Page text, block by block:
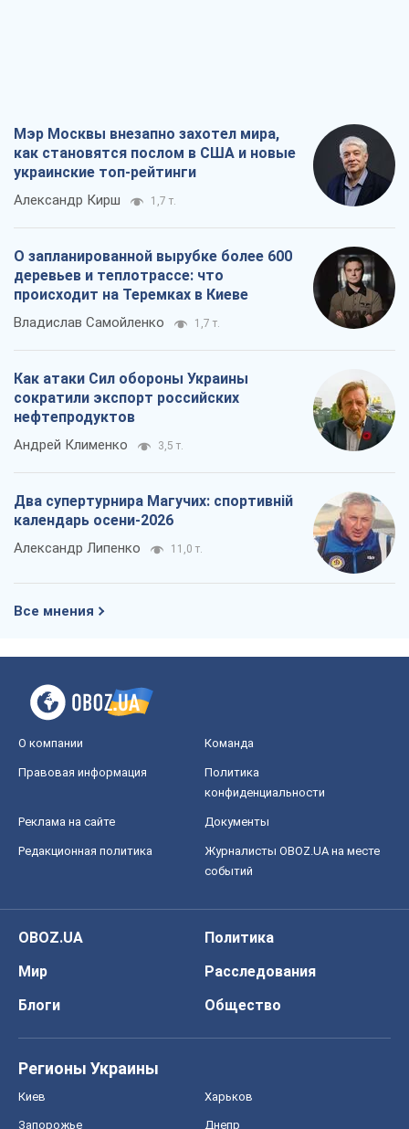
Мэр Москвы внезапно захотел мира,
как становятся послом в США и новые
украинские топ-рейтинги
Александр Кирш 1,7 т.
О запланированной вырубке более 600
деревьев и теплотрассе: что
происходит на Теремках в Киеве
Владислав Самойленко 1,7 т.
Как атаки Сил обороны Украины
сократили экспорт российских
нефтепродуктов
Андрей Клименко 3,5 т.
Два супертурнира Магучих: спортивній
календарь осени-2026
Александр Липенко 11,0 т.
Все мнения
О компании Команда
Правовая информация
Политика
конфиденциальности
Реклама на сайте Документы
Редакционная политика
Журналисты OBOZ.UA на месте
событий
OBOZ.UA
Политика
Мир
Расследования
Блоги
Общество
Регионы Украины
Киев Харьков
Запорожье Днепр